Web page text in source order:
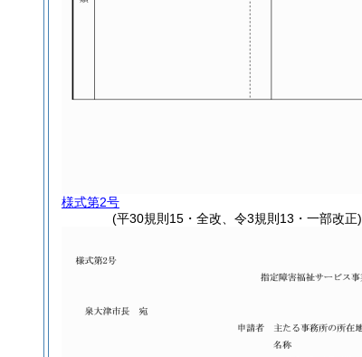
様式第2号
(平30規則15・全改、令3規則13・一部改正)